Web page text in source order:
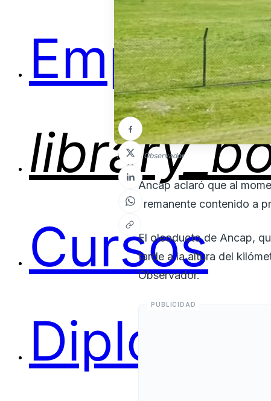
Empleos
Cursos
Diplomas
Foto: El Observador
Ancap aclaró que al
"remanente contenido a
El oleoducto de Ancap,
tarde a la altura del
Observador.